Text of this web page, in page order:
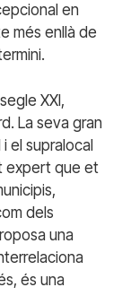
en
més enllà de
XXI,
La seva gran
el supralocal
expert que et
dels
una
és una